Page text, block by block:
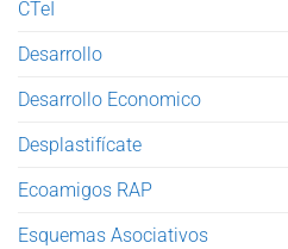
CTeI
Desarrollo
Desarrollo Economico
Desplastifícate
Ecoamigos RAP
Esquemas Asociativos